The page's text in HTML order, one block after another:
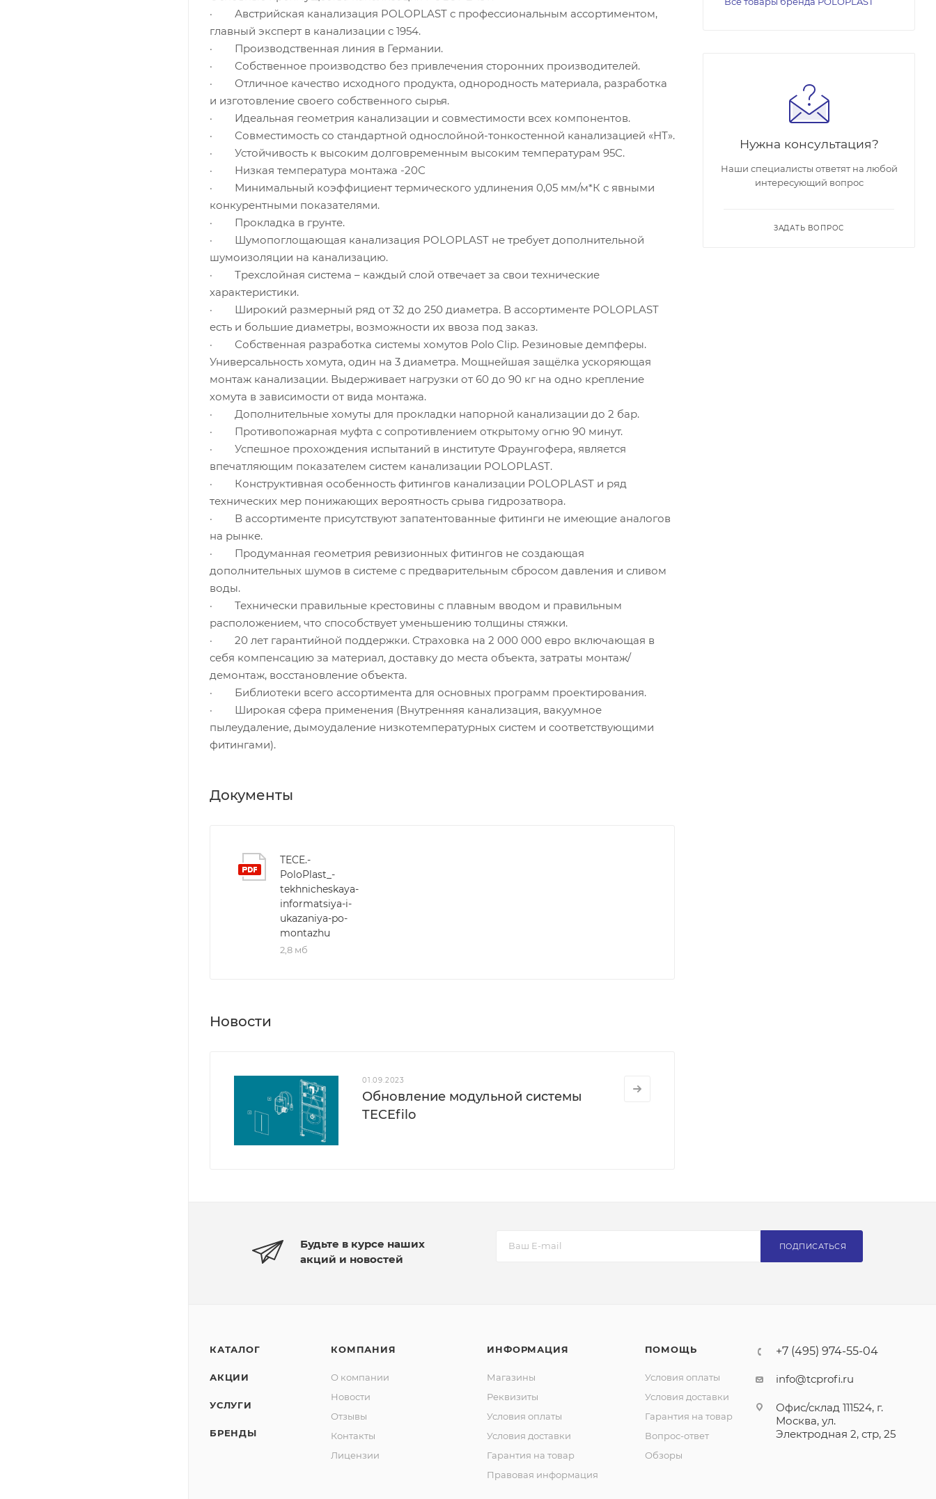
· Австрийская канализация POLOPLAST с профессиональным ассортиментом,
главный эксперт в канализации с 1954.
· Производственная линия в Германии.
· Собственное производство без привлечения сторонних производителей.
· Отличное качество исходного продукта, однородность материала, разработка
и изготовление своего собственного сырья.
· Идеальная геометрия канализации и совместимости всех компонентов.
· Совместимость со стандартной однослойной-тонкостенной канализацией «НТ».
· Устойчивость к высоким долговременным высоким температурам 95С.
· Низкая температура монтажа -20С
· Минимальный коэффициент термического удлинения 0,05 мм/м*К с явными
конкурентными показателями.
· Прокладка в грунте.
· Шумопоглощающая канализация POLOPLAST не требует дополнительной
шумоизоляции на канализацию.
· Трехслойная система – каждый слой отвечает за свои технические
характеристики.
· Широкий размерный ряд от 32 до 250 диаметра. В ассортименте POLOPLAST
есть и большие диаметры, возможности их ввоза под заказ.
· Собственная разработка системы хомутов Polo Clip. Резиновые демпферы.
Универсальность хомута, один на 3 диаметра. Мощнейшая защёлка ускоряющая
монтаж канализации. Выдерживает нагрузки от 60 до 90 кг на одно крепление
хомута в зависимости от вида монтажа.
· Дополнительные хомуты для прокладки напорной канализации до 2 бар.
· Противопожарная муфта с сопротивлением открытому огню 90 минут.
· Успешное прохождения испытаний в институте Фраунгофера, является
впечатляющим показателем систем канализации POLOPLAST.
· Конструктивная особенность фитингов канализации POLOPLAST и ряд
технических мер понижающих вероятность срыва гидрозатвора.
· В ассортименте присутствуют запатентованные фитинги не имеющие аналогов
на рынке.
· Продуманная геометрия ревизионных фитингов не создающая
дополнительных шумов в системе с предварительным сбросом давления и сливом
воды.
· Технически правильные крестовины с плавным вводом и правильным
расположением, что способствует уменьшению толщины стяжки.
· 20 лет гарантийной поддержки. Страховка на 2 000 000 евро включающая в
себя компенсацию за материал, доставку до места объекта, затраты монтаж/
демонтаж, восстановление объекта.
· Библиотеки всего ассортимента для основных программ проектирования.
· Широкая сфера применения (Внутренняя канализация, вакуумное
пылеудаление, дымоудаление низкотемпературных систем и соответствующими
фитингами).
Документы
TECE.-
PoloPlast_-
tekhnicheskaya-
informatsiya-i-
ukazaniya-po-
montazhu
2,8 мб
Новости
01.09.2023
Обновление модульной системы
TECEfilo
Нужна консультация?
Наши специалисты ответят на любой
интересующий вопрос
ЗАДАТЬ ВОПРОС
Будьте в курсе наших
акций и новостей
ПОДПИСАТЬСЯ
КАТАЛОГ
АКЦИИ
УСЛУГИ
БРЕНДЫ
КОМПАНИЯ
О компании
Новости
Отзывы
Контакты
Лицензии
ИНФОРМАЦИЯ
Магазины
Реквизиты
Условия оплаты
Условия доставки
Гарантия на товар
Правовая информация
ПОМОЩЬ
Условия оплаты
Условия доставки
Гарантия на товар
Вопрос-ответ
Обзоры
+7 (495) 974-55-04
info@tcprofi.ru
Офис/склад 111524, г.
Москва, ул.
Электродная 2, стр, 25